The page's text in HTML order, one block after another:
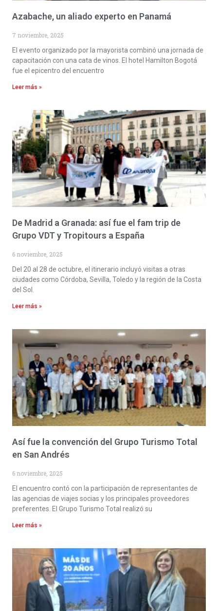
Azabache, un aliado experto en Panamá
7 noviembre, 2025
El evento organizado por la mayorista combinó una jornada de
capacitación con una cata de vinos. El hotel Hamilton Bogotá
fue el epicentro del encuentro
Leer más »
De Madrid a Granada: así fue el fam trip de
Grupo VDT y Tropitours a España
6 noviembre, 2025
Del 20 al 28 de octubre, el itinerario incluyó visitas a otras
ciudades como Córdoba, Sevilla, Toledo y la región de la Costa
del Sol.
Leer más »
Así fue la convención del Grupo Turismo Total
en San Andrés
6 noviembre, 2025
El encuentro contó con la participación de representantes de
las agencias de viajes socias y los principales proveedores
preferentes. El Grupo Turismo Total realizó su
Leer más »